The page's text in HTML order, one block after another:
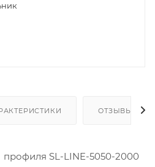
ОТЗЫВЫ
SL-LINE-5050-2000